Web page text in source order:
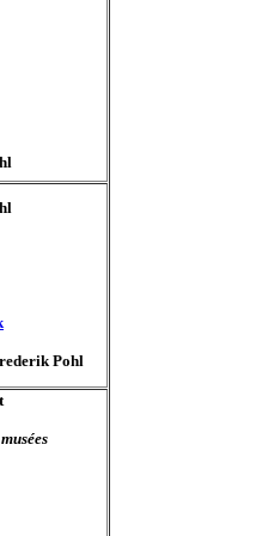
Pohl